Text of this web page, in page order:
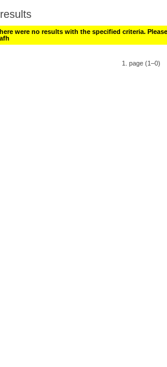
were no results with the specified criteria.
1. page (1–0)